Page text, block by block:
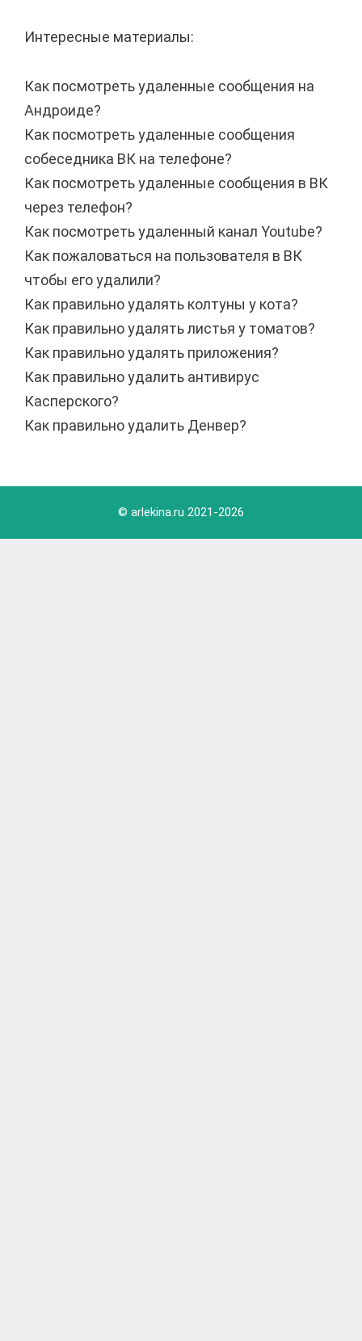
Интересные материалы:
Как посмотреть удаленные сообщения на
Андроиде?
Как посмотреть удаленные сообщения
собеседника ВК на телефоне?
Как посмотреть удаленные сообщения в ВК
через телефон?
Как посмотреть удаленный канал Youtube?
Как пожаловаться на пользователя в ВК
чтобы его удалили?
Как правильно удалять колтуны у кота?
Как правильно удалять листья у томатов?
Как правильно удалять приложения?
Как правильно удалить антивирус
Касперского?
Как правильно удалить Денвер?
© arlekina.ru 2021-2026